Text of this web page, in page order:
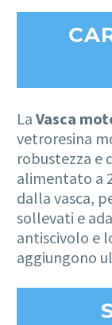
La Vasca
vetroresina
robustezza e
alimentato a
dalla vasca,
sollevati e
antiscivolo e
aggiungono